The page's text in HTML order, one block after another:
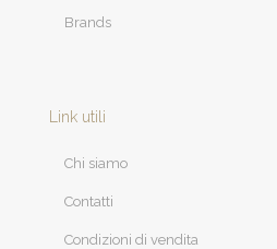
Brands
Link utili
Chi siamo
Contatti
Condizioni di vendita